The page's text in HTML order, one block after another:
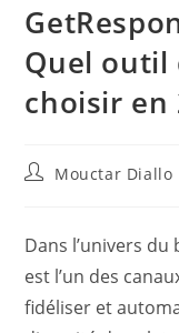
Quel outil
choisir en
Auteur/autrice
publication :
Mouctar Diallo
Dans l’univers du
est l’un des
fidéliser et